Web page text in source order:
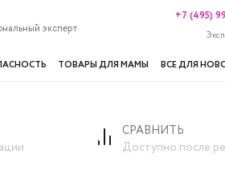
эксперт
+7 (495)
ТОВАРЫ ДЛЯ МАМЫ ВСЕ ДЛЯ
СРАВНИТЬ
Доступно после